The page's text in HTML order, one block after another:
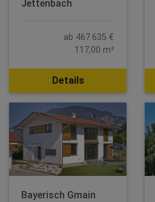
Jettenbach
ab 467.635 €
117,00 m²
Details
Bayerisch Gmain